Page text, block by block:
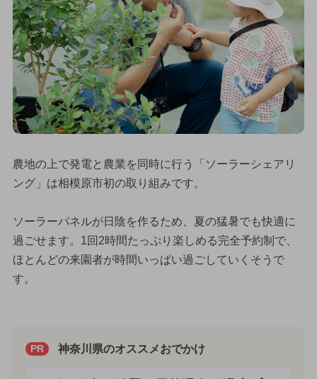
農地の上で発電と農業を同時に行う「ソーラーシェアリ
ング」は相模原市初の取り組みです。
ソーラーパネルが日陰を作るため、夏の猛暑でも快適に
過ごせます。1回2時間たっぷり楽しめる完全予約制で、
ほとんどの来園者が時間いっぱい過ごしていくそうで
す。
PR 神奈川県のオススメおでかけ